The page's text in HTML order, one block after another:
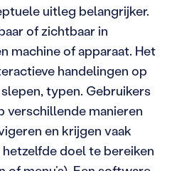
uitleg belangrijker.
of zichtbaar in
machine of apparaat. Het
handelingen op
typen. Gebruikers
verschillende manieren
en krijgen vaak
doel te bereiken